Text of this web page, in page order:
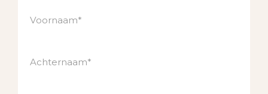
Voornaam*
Achternaam*